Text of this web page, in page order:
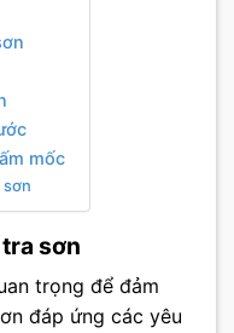
mốc
sơn
sơn
trọng để đảm
đáp ứng các yêu